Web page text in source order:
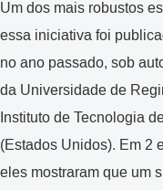
Um dos mais robustos
essa iniciativa foi
no ano passado, sob
da Universidade de
Instituto de Tecnologia
(Estados Unidos). Em 2
eles mostraram que um